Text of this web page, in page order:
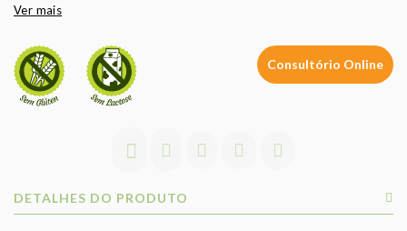
funcionamento do sistema imunitário.
A vitamina C e B2 contribuem para o normal metabolismo
produtor de energia.
A vitamina C contribui para a redução do cansaço e da fadiga.
Ver mais
Consultório Online
DETALHES DO PRODUTO